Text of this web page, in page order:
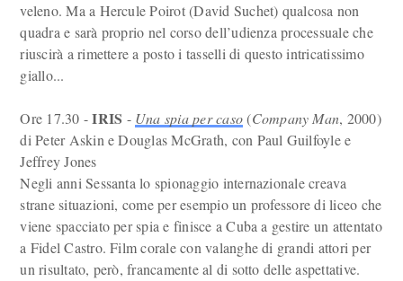
veleno. Ma a Hercule Poirot (David Suchet) qualcosa non
quadra e sarà proprio nel corso dell’udienza processuale che
riuscirà a rimettere a posto i tasselli di questo intricatissimo
giallo...
Ore 17.30 -IRIS - Una spia per caso(Company Man, 2000)
di Peter Askin e Douglas McGrath, con Paul Guilfoyle e
Jeffrey Jones
Negli anni Sessanta lo spionaggio internazionale creava
strane situazioni, come per esempio un professore di liceo che
viene spacciato per spia e finisce a Cuba a gestire un attentato
a Fidel Castro. Film corale con valanghe di grandi attori per
un risultato, però, francamente al di sotto delle aspettative.